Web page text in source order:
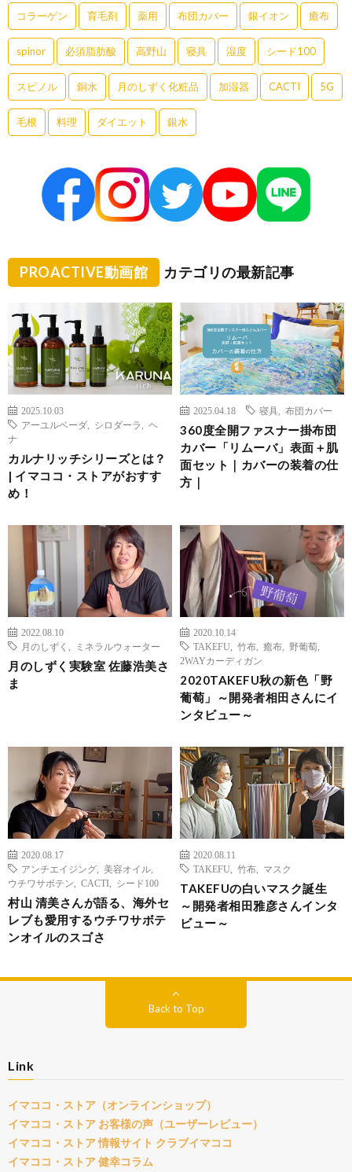
コラーゲン 育毛剤 薬用 布団カバー 銀イオン 癒布
spinor 必須脂肪酸 高野山 寝具 湿度 シード100
スピノル 銅水 月のしずく化粧品 加湿器 CACTI 5G
毛根 料理 ダイエット 銀水
PROACTIVE動画館 カテゴリの最新記事
2025.10.03
アーユルベーダ
シロダーラ
ヘ
ナ
カルナリッチシリーズとは？
| イマココ・ストアがおすす
め！
2025.04.18 寝具 布団カバー
360度全開ファスナー掛布団
カバー「リムーバ」表面＋肌
面セット｜カバーの装着の仕
方｜
2022.08.10
月のしずく
ミネラルウォーター
月のしずく実験室 佐藤浩美さ
ま
2020.10.14
TAKEFU
竹布 癒布 野葡萄
2WAYカーディガン
2020TAKEFU秋の新色「野
葡萄」～開発者相田さんにイ
ンタビュー～
2020.08.17
アンチエイジング
美容オイル
ウチワサボテン
CACTI シード100
村山 清美さんが語る、海外セ
レブも愛用するウチワサボテ
ンオイルのスゴさ
2020.08.11
TAKEFU
竹布 マスク
TAKEFUの白いマスク誕生
～開発者相田雅彦さんインタ
ビュー～
Back to Top
Link
イマココ・ストア（オンラインショップ）
イマココ・ストア お客様の声（ユーザーレビュー）
イマココ・ストア 情報サイト クラブイマココ
イマココ・ストア 健幸コラム